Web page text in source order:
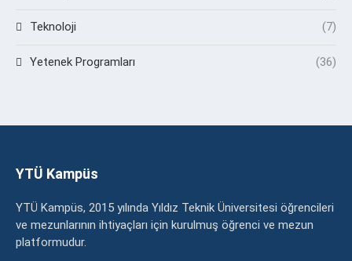
Teknoloji (7)
Yetenek Programları (36)
YTÜ Kampüs
YTÜ Kampüs, 2015 yılında Yıldız Teknik Üniversitesi öğrencileri
ve mezunlarının ihtiyaçları için kurulmuş öğrenci ve mezun
platformudur.